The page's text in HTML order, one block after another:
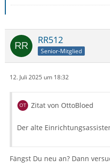
RR512
Senior-Mitglied
12. Juli 2025 um 18:32
Zitat von OttoBloed
Der alte
Fängst Du neu an? Dann